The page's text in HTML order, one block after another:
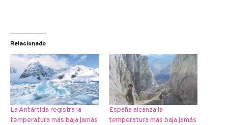
Relacionado
La Antártida registra la
temperatura más baja jamás
España alcanza la
temperatura más baja jamás